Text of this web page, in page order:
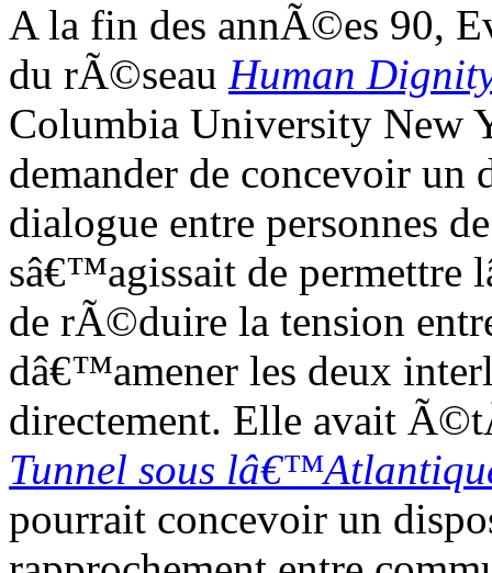
A la fin des annÃ©es 90,
du rÃ©seau Human
Columbia University New
demander de concevoir
dialogue entre personnes
sâ€™agissait de
de rÃ©duire la tension
dâ€™amener les deux
directement. Elle avait
Tunnel sous
pourrait concevoir un